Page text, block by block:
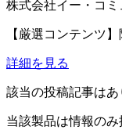
株式会社イー・コ
【厳選コンテンツ
詳細を見る
該当の投稿記事は
当該製品は情報の